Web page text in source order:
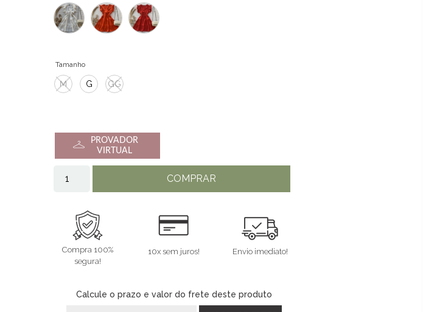
Tamanho
M G GG
PROVADOR
VIRTUAL
COMPRAR
Compra 100%
segura!
10x sem juros! Envio imediato!
Calcule o prazo e valor do frete deste produto